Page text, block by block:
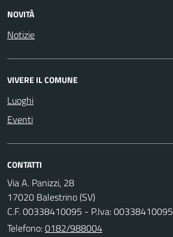
NOVITÀ
Notizie
VIVERE IL COMUNE
Luoghi
Eventi
CONTATTI
Via A. Panizzi, 28
17020 Balestrino (SV)
C.F. 00338410095 - P.Iva: 00338410095
Telefono:0182/988004